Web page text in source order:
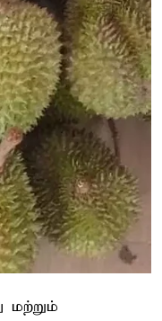
மற்றும்